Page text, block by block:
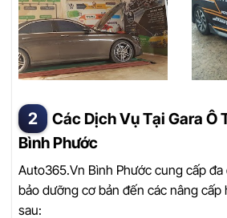
Các Dịch Vụ Tại Gara Ô
Bình Phước
Auto365.Vn Bình Phước cung cấp
bảo dưỡng cơ bản đến các nâng cấp
sau: